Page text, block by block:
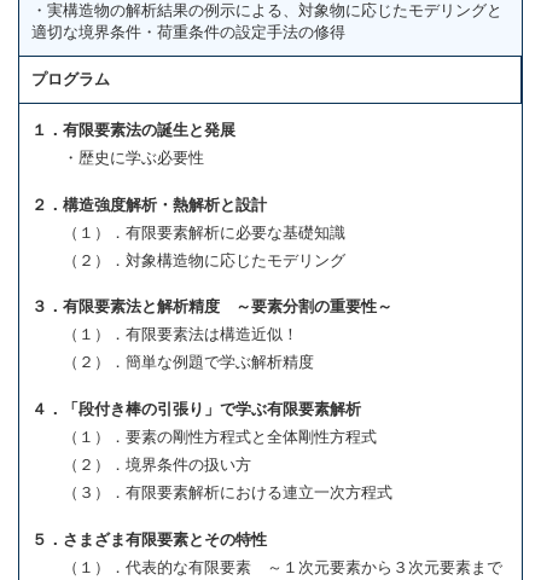
・実構造物の解析結果の例示による、対象物に応じたモデリングと
適切な境界条件・荷重条件の設定手法の修得
プログラム
１．有限要素法の誕生と発展
・歴史に学ぶ必要性
２．構造強度解析・熱解析と設計
（１）．有限要素解析に必要な基礎知識
（２）．対象構造物に応じたモデリング
３．有限要素法と解析精度 ～要素分割の重要性～
（１）．有限要素法は構造近似！
（２）．簡単な例題で学ぶ解析精度
４．「段付き棒の引張り」で学ぶ有限要素解析
（１）．要素の剛性方程式と全体剛性方程式
（２）．境界条件の扱い方
（３）．有限要素解析における連立一次方程式
５．さまざま有限要素とその特性
（１）．代表的な有限要素 ～１次元要素から３次元要素まで